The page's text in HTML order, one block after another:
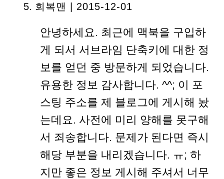
회복맨 | 2015-12-01
안녕하세요. 최근에 맥북을 구입하
게 되서 서브라임 단축키에 대한 정
보를 얻던 중 방문하게 되었습니다.
유용한 정보 감사합니다. ^^; 이 포
스팅 주소를 제 블로그에 게시해 놨
는데요. 사전에 미리 양해를 못구해
서 죄송합니다. 문제가 된다면 즉시
해당 부분을 내리겠습니다. ㅠ; 하
지만 좋은 정보 게시해 주셔서 너무